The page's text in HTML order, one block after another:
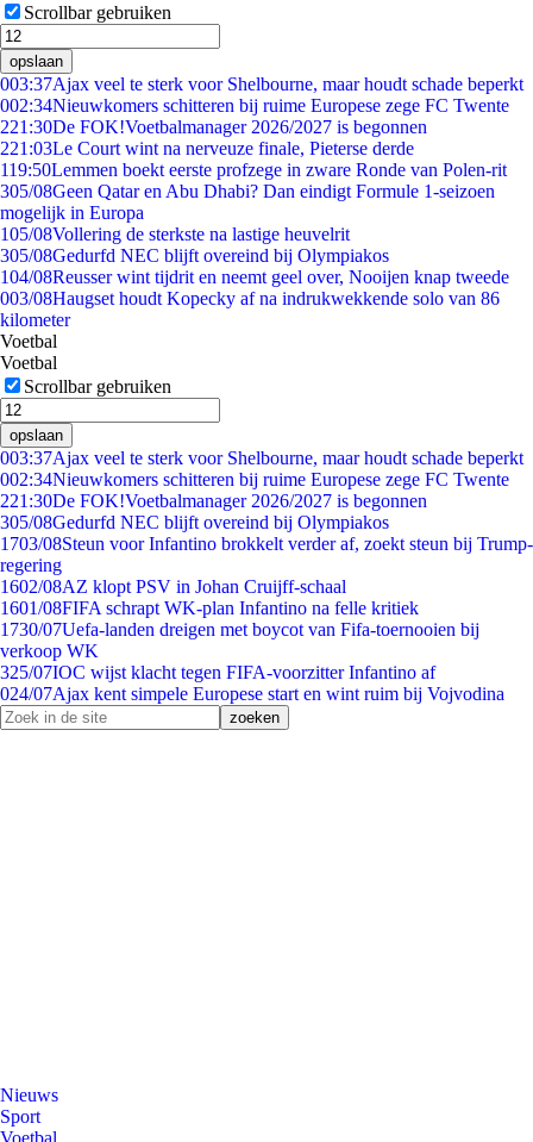
Scrollbar gebruiken
opslaan
003:37Ajax veel te sterk voor Shelbourne, maar houdt schade beperkt
002:34Nieuwkomers schitteren bij ruime Europese zege FC Twente
221:30De FOK!Voetbalmanager 2026/2027 is begonnen
221:03Le Court wint na nerveuze finale, Pieterse derde
119:50Lemmen boekt eerste profzege in zware Ronde van Polen-rit
305/08Geen Qatar en Abu Dhabi? Dan eindigt Formule 1-seizoen
mogelijk in Europa
105/08Vollering de sterkste na lastige heuvelrit
305/08Gedurfd NEC blijft overeind bij Olympiakos
104/08Reusser wint tijdrit en neemt geel over, Nooijen knap tweede
003/08Haugset houdt Kopecky af na indrukwekkende solo van 86
kilometer
Voetbal
Voetbal
Scrollbar gebruiken
opslaan
003:37Ajax veel te sterk voor Shelbourne, maar houdt schade beperkt
002:34Nieuwkomers schitteren bij ruime Europese zege FC Twente
221:30De FOK!Voetbalmanager 2026/2027 is begonnen
305/08Gedurfd NEC blijft overeind bij Olympiakos
1703/08Steun voor Infantino brokkelt verder af, zoekt steun bij Trump-
regering
1602/08AZ klopt PSV in Johan Cruijff-schaal
1601/08FIFA schrapt WK-plan Infantino na felle kritiek
1730/07Uefa-landen dreigen met boycot van Fifa-toernooien bij
verkoop WK
325/07IOC wijst klacht tegen FIFA-voorzitter Infantino af
024/07Ajax kent simpele Europese start en wint ruim bij Vojvodina
Nieuws
Sport
Voetbal